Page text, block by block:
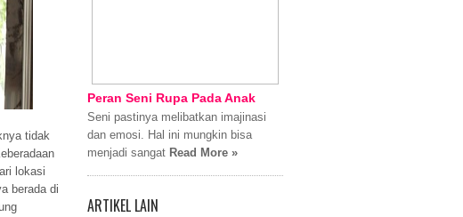
tidak
lokasi
berada di
Peran Seni Rupa Pada Anak
Seni pastinya melibatkan imajinasi
dan emosi. Hal ini mungkin bisa
menjadi sangat Read More »
ARTIKEL LAIN